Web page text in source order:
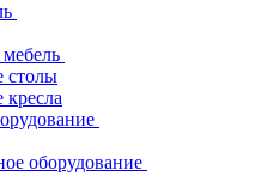
столы
оборудование